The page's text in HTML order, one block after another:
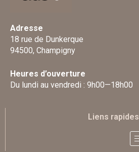
Adresse
18 rue de Dunkerque
94500, Champigny
Heures d’ouverture
Du lundi au vendredi : 9h00—18h00
Liens rapides